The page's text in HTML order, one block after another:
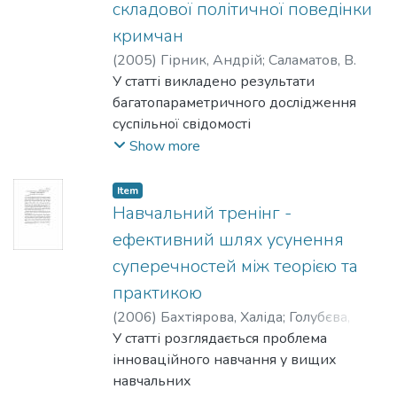
складової політичної поведінки
кримчан
(2005) Гірник, Андрій; Саламатов, В.
У статті викладено результати
багатопараметричного дослідження
суспільної свідомості
мешканців Кримської АР, що
сортування. Виділено системи
цінностей,
які лежать в основі політичної
поведінки населення Крима.
Проведене зіставлення існуючих
у політичній свідомості ціннісно-
ідеологічних позицій дало можливість
виділити η 'ять груп (три
проросійські, протатарську та
прагматичну). Виділені як
Show more
Item
Навчальний тренінг -
ефективний шлях усунення
суперечностей між теорією та
практикою
(2006) Бахтіярова, Халіда; Голубєва,
Марія
У статті розглядається проблема
інноваційного навчання у вищих
навчальних